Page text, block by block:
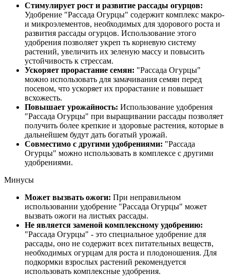
Стимулирует рост и развитие рассады огурцов:
Удобрение "Рассада Огурцы" содержит комплекс макро-
и микроэлементов, необходимых для здорового роста и
развития рассады огурцов. Использование этого
удобрения позволяет укреп ть корневую систему
растений, увеличить их зеленую массу и повысить
устойчивость к стрессам.
Ускоряет прорастание семян: "Рассада Огурцы"
можно использовать для замачивания семян перед
посевом, что ускоряет их прорастание и повышает
всхожесть.
Повышает урожайность: Использование удобрения
"Рассада Огурцы" при выращивании рассады позволяет
получить более крепкие и здоровые растения, которые в
дальнейшем будут дать богатый урожай.
Совместимо с другими удобрениями: "Рассада
Огурцы" можно использовать в комплексе с другими
удобрениями.
Минусы
Может вызвать ожоги: При неправильном
использовании удобрение "Рассада Огурцы" может
вызвать ожоги на листьях рассады.
Не является заменой комплексному удобрению:
"Рассада Огурцы" - это специальное удобрение для
рассады, оно не содержит всех питательных веществ,
необходимых огурцам для роста и плодоношения. Для
подкормки взрослых растений рекомендуется
использовать комплексные удобрения.